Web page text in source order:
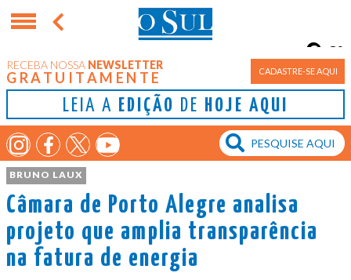
RECEBA NOSSA NEWSLETTER
GRATUITAMENTE CADASTRE-SE AQUI
LEIA A EDIÇÃO DE HOJE AQUI
Porto Alegre
8°
BRUNO LAUX
Câmara de Porto Alegre analisa
projeto que amplia transparência
na fatura de energia